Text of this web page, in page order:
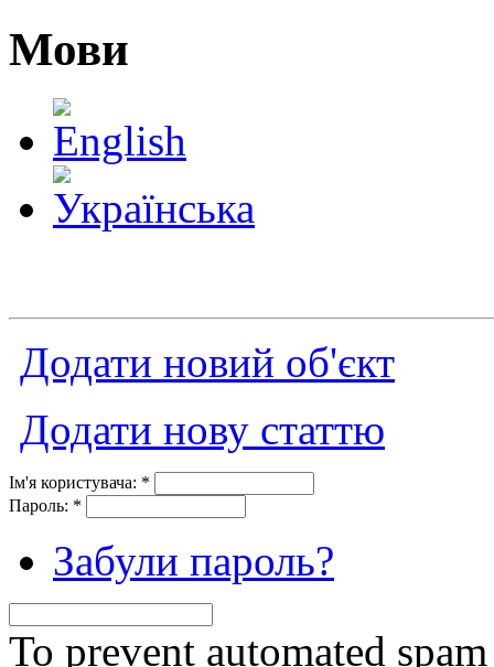
Мови
Додати новий об'єкт
Додати нову статтю
Ім'я користувача: *
Пароль: *
Забули пароль?
To prevent automated